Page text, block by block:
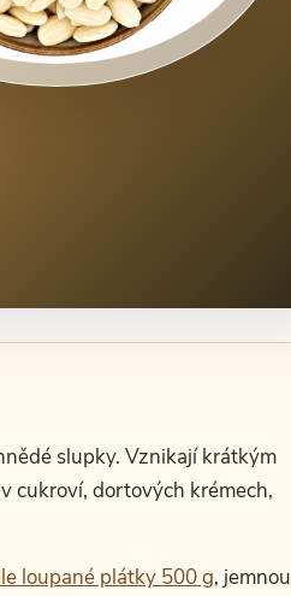
slupky. Vznikají krátkým
cukroví, dortových krémech,
loupané plátky 500 g, jemnou